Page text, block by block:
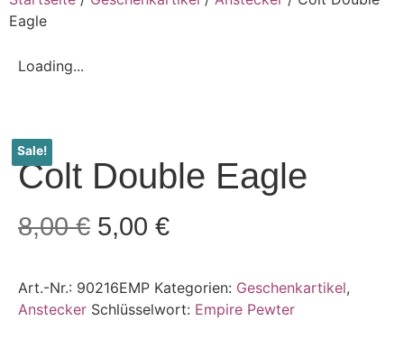
Eagle
Loading...
Sale!
Colt Double Eagle
8,00€ 5,00 €
Art.-Nr.: 90216EMP Kategorien: Geschenkartikel,
Anstecker Schlüsselwort: Empire Pewter